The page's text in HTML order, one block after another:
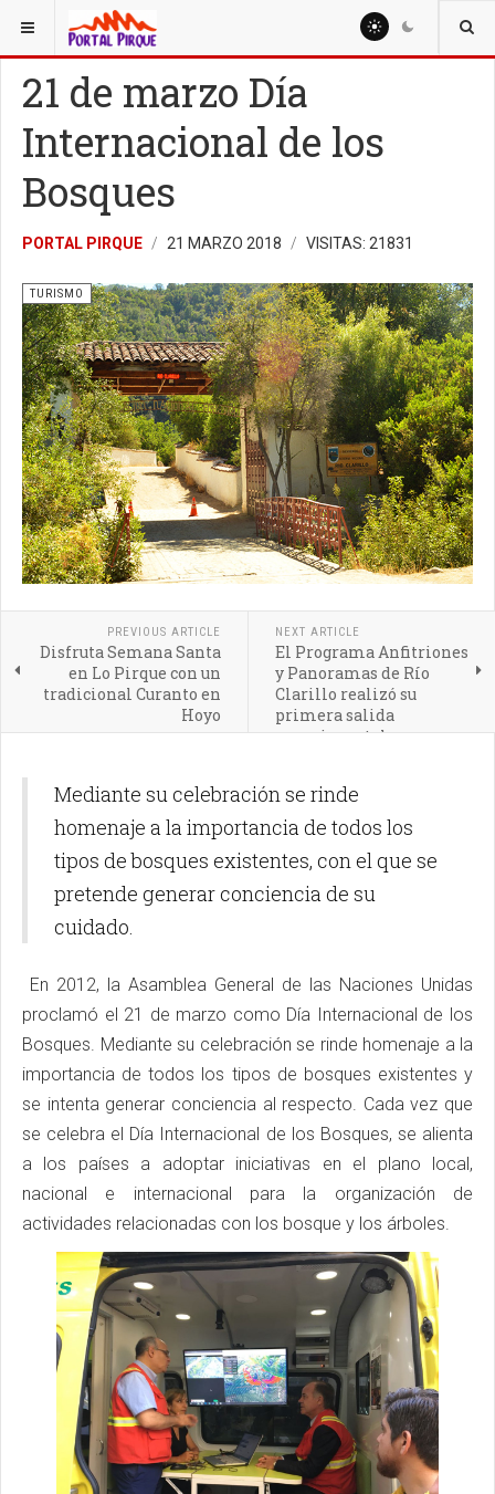
ESTÁ AQUÍ: TURISMO
21 de marzo Día
Internacional de los
Bosques
PORTAL PIRQUE 21 MARZO 2018 VISITAS: 21831
TURISMO
PREVIOUS ARTICLE
Disfruta Semana Santa
en Lo Pirque con un
tradicional Curanto en
Hoyo
NEXT ARTICLE
El Programa Anfitriones
y Panoramas de Río
Clarillo realizó su
primera salida
experimental
Mediante su celebración se rinde
homenaje a la importancia de todos los
tipos de bosques existentes, con el que se
pretende generar conciencia de su
cuidado.
En 2012, la Asamblea General de las Naciones Unidas
proclamó el 21 de marzo como Día Internacional de los
Bosques. Mediante su celebración se rinde homenaje a la
importancia de todos los tipos de bosques existentes y
se intenta generar conciencia al respecto. Cada vez que
se celebra el Día Internacional de los Bosques, se alienta
a los países a adoptar iniciativas en el plano local,
nacional e internacional para la organización de
actividades relacionadas con los bosque y los árboles.